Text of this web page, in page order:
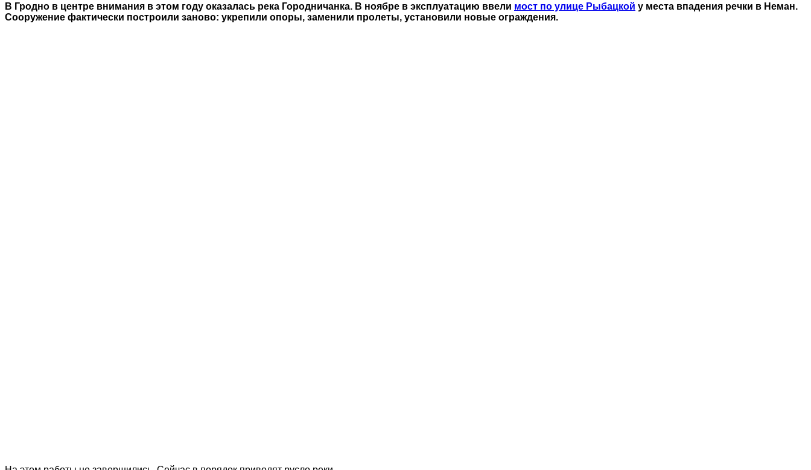
В Гродно в центре внимания в этом году оказалась река Городничанка. В ноябре в эксплуатацию ввели мост по улице Рыбацкой у места впадения речки в Неман.
Сооружение фактически построили заново: укрепили опоры, заменили пролеты, установили новые ограждения.